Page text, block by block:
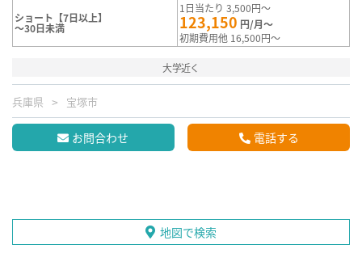
ショート【7日以上】
～30日未満
1日当たり 3,500円～
123,150 円/月～
初期費用他 16,500円～
大学近く
兵庫県 宝塚市
お問合わせ 電話する
地図で検索